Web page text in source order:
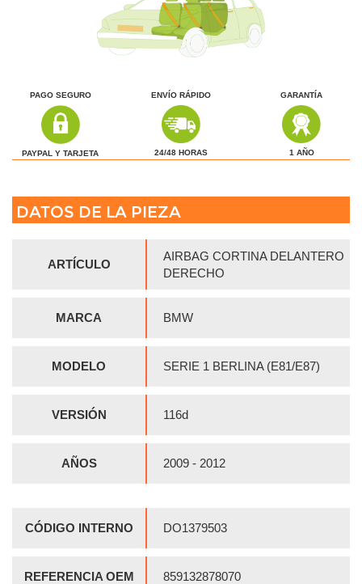
PAGO SEGURO
PAYPAL Y TARJETA
ENVÍO RÁPIDO
24/48 HORAS
GARANTÍA
1 AÑO
DATOS DE LA PIEZA
ARTÍCULO
AIRBAG CORTINA DELANTERO
DERECHO
MARCA BMW
MODELO SERIE 1 BERLINA (E81/E87)
VERSIÓN 116d
AÑOS 2009 - 2012
CÓDIGO INTERNO DO1379503
REFERENCIA OEM 859132878070